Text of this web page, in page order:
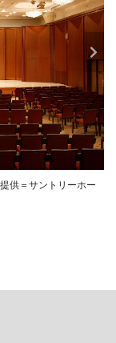
供＝サントリーホー